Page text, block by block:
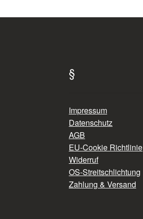
§
Impressum
Datenschutz
AGB
EU-Cookie Richtlinie
Widerruf
OS-Streitschlichtung
Zahlung & Versand